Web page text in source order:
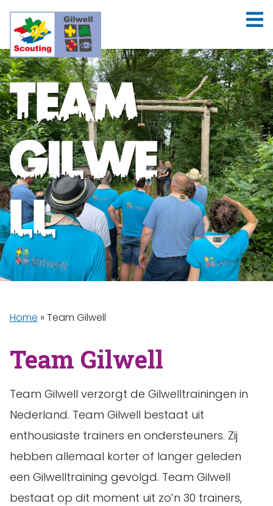
Team
Gilwe
ll
Home » Team Gilwell
Team Gilwell
Team Gilwell verzorgt de Gilwelltrainingen in
Nederland. Team Gilwell bestaat uit
enthousiaste trainers en ondersteuners. Zij
hebben allemaal korter of langer geleden
een Gilwelltraining gevolgd. Team Gilwell
bestaat op dit moment uit zo’n 30 trainers,